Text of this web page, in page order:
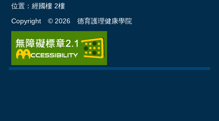
位置： 經國樓 2樓
Copyright © 2026德育護理健康學院